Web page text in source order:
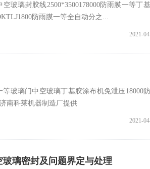
玻璃封胶线2500*3500178000防雨膜一等丁
防雨膜一等全自动分之...
2021-
玻璃门中空玻璃丁基胶涂布机免泄压18000
南科莱机器制造厂提供
2021-
玻璃密封及问题界定与处理